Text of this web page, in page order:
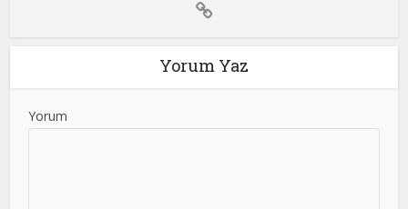
Yorum Yaz
Yorum